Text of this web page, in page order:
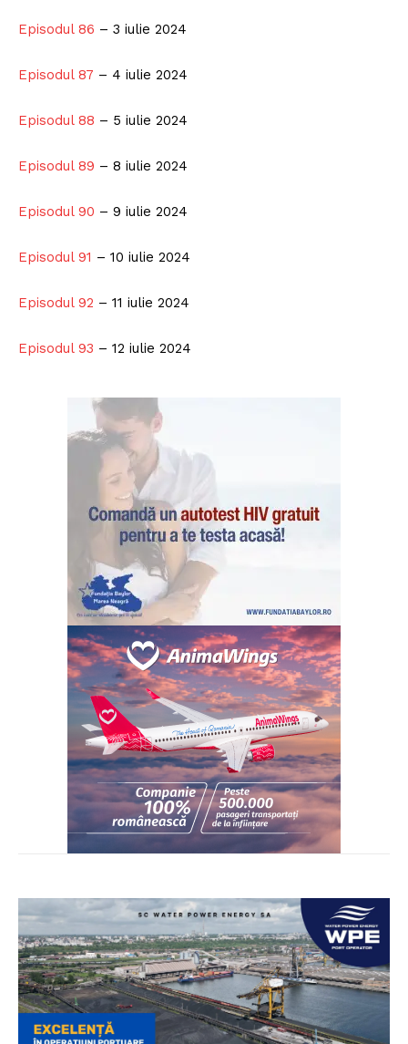
Contactați-ne
Politica cookie-uri
Politica de Confidențialitate
Episodul 86 – 3 iulie 2024
Episodul 87 – 4 iulie 2024
Episodul 88 – 5 iulie 2024
Episodul 89 – 8 iulie 2024
Episodul 90 – 9 iulie 2024
Episodul 91 – 10 iulie 2024
Episodul 92 – 11 iulie 2024
Episodul 93 – 12 iulie 2024